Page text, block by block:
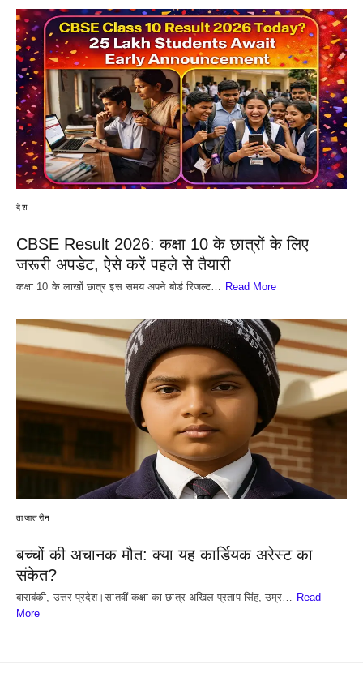
देश
CBSE Result 2026: कक्षा 10 के छात्रों के लिए
जरूरी अपडेट, ऐसे करें पहले से तैयारी
कक्षा 10 के लाखों छात्र इस समय अपने बोर्ड रिजल्ट… Read More
ताजातरीन
बच्चों की अचानक मौत: क्या यह कार्डियक अरेस्ट का
संकेत?
बाराबंकी, उत्तर प्रदेश।सातवीं कक्षा का छात्र अखिल प्रताप सिंह, उम्र…
Read
More